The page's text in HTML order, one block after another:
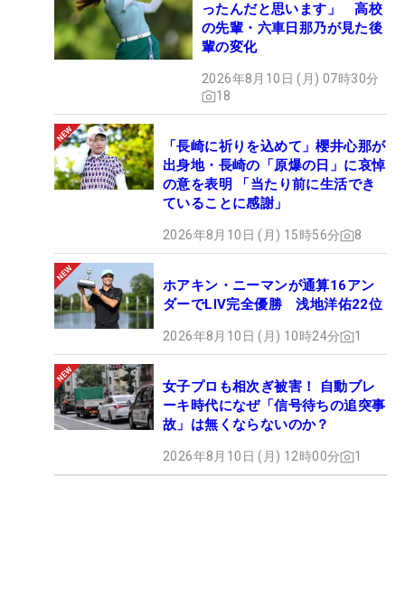
ったんだと思います」 高校
の先輩・六車日那乃が見た後
輩の変化
2026年8月10日 (月) 07時30分
18
「長崎に祈りを込めて」櫻井心那が
出身地・長崎の「原爆の日」に哀悼
の意を表明 「当たり前に生活でき
ていることに感謝」
2026年8月10日 (月) 15時56分 8
ホアキン・ニーマンが通算16アン
ダーでLIV完全優勝 浅地洋佑22位
2026年8月10日 (月) 10時24分 1
女子プロも相次ぎ被害！ 自動ブレ
ーキ時代になぜ「信号待ちの追突事
故」は無くならないのか？
2026年8月10日 (月) 12時00分 1